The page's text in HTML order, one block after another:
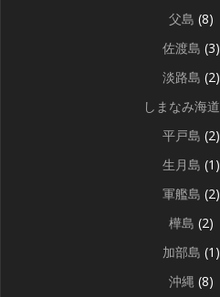
父島 (8)
佐渡島 (3)
淡路島 (2)
しまなみ海道
平戸島 (2)
生月島 (1)
軍艦島 (2)
樺島 (2)
加部島 (1)
沖縄 (8)